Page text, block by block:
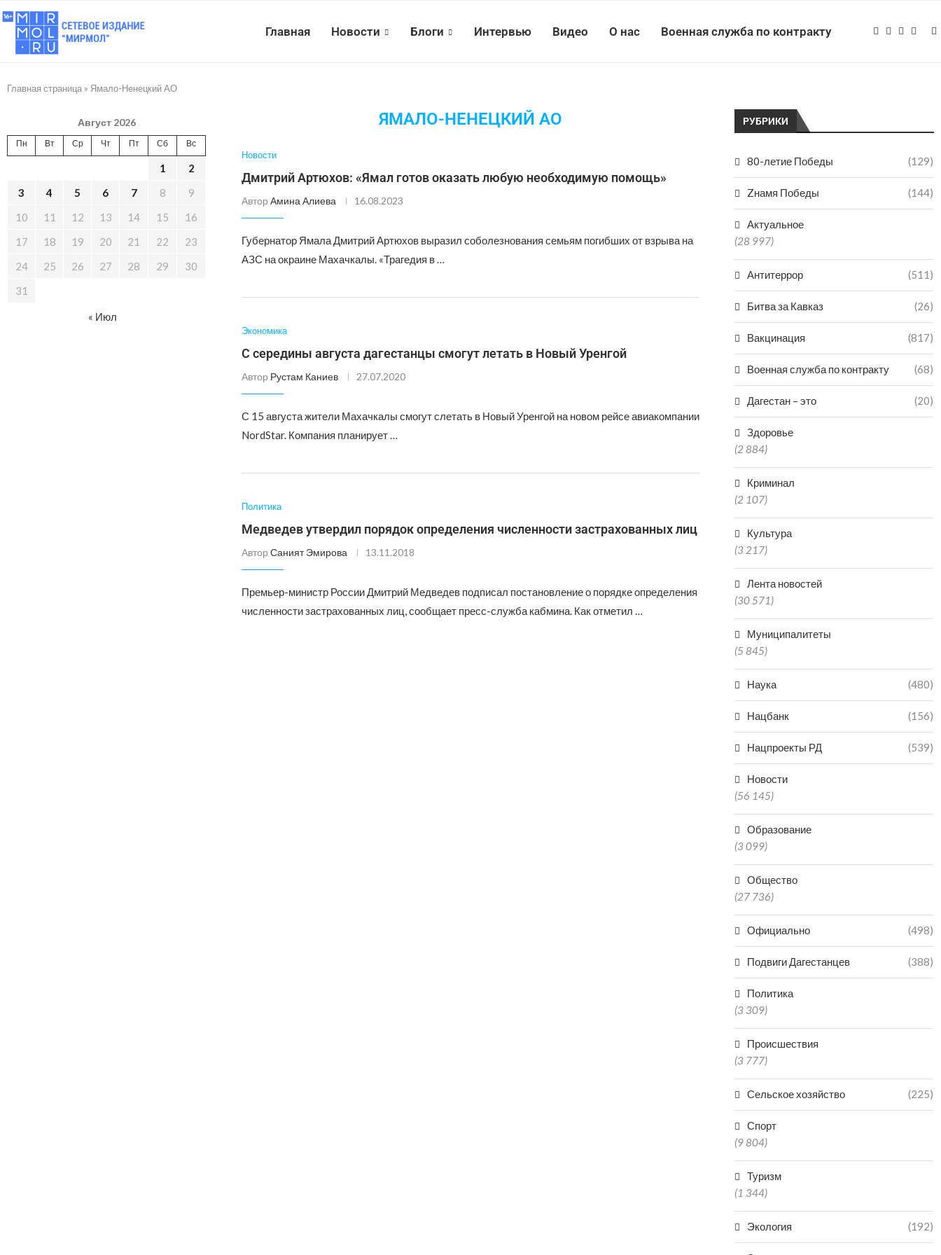
Главная Новости Блоги Интервью Видео О нас Военная служба по контракту
Главная страница » Ямало-Ненецкий АО
ЯМАЛО-НЕНЕЦКИЙ АО
Новости
Дмитрий Артюхов: «Ямал готов оказать любую необходимую помощь»
Автор Амина Алиева 16.08.2023
Губернатор Ямала Дмитрий Артюхов выразил соболезнования семьям погибших от взрыва на
АЗС на окраине Махачкалы. «Трагедия в …
Экономика
С середины августа дагестанцы смогут летать в Новый Уренгой
Автор Рустам Каниев 27.07.2020
С 15 августа жители Махачкалы смогут слетать в Новый Уренгой на новом рейсе авиакомпании
NordStar. Компания планирует …
Политика
Медведев утвердил порядок определения численности застрахованных лиц
Автор Саният Эмирова 13.11.2018
Премьер-министр России Дмитрий Медведев подписал постановление о порядке определения
численности застрахованных лиц, сообщает пресс-служба кабмина. Как отметил …
РУБРИКИ
80-летие Победы (129)
Zнамя Победы (144)
Актуальное
(28 997)
Антитеррор (511)
Битва за Кавказ (26)
Вакцинация (817)
Военная служба по контракту (68)
Дагестан – это (20)
Здоровье
(2 884)
Криминал
(2 107)
Культура
(3 217)
Лента новостей
(30 571)
Муниципалитеты
(5 845)
Наука (480)
Нацбанк (156)
Нацпроекты РД (539)
Новости
(56 145)
Образование
(3 099)
Общество
(27 736)
Официально (498)
Подвиги Дагестанцев (388)
Политика
(3 309)
Происшествия
(3 777)
Сельское хозяйство (225)
Спорт
(9 804)
Туризм
(1 344)
Экология (192)
Август 2026
Пн Вт Ср Чт Пт Сб Вс
1
2
3
4 5 6 7 8
9
10
11 12 13 14 15
16
17
18 19 20 21 22
23
24
25 26 27 28 29
30
31
« Июл